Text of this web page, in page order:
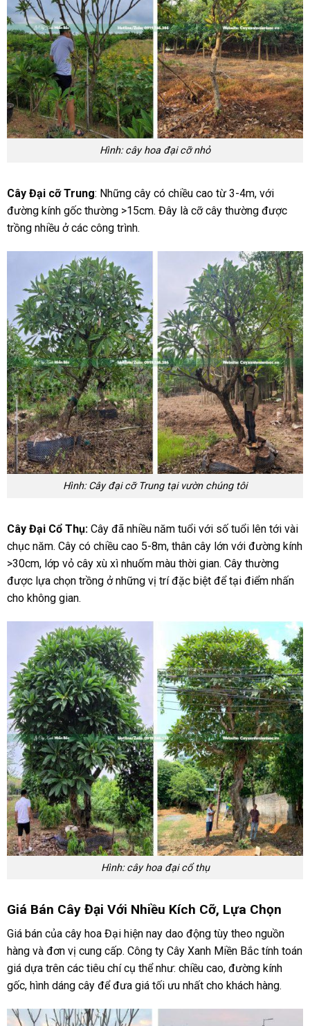
Hình: cây hoa đại cỡ nhỏ
Cây Đại cỡ Trung: Những cây có chiều cao từ 3-4m, với
đường kính gốc thường >15cm. Đây là cỡ cây thường được
trồng nhiều ở các công trình.
Hình: Cây đại cỡ Trung tại vườn chúng tôi
Cây Đại Cổ Thụ:Cây đã nhiều năm tuổi với số tuổi lên tới vài
chục năm. Cây có chiều cao 5-8m, thân cây lớn với đường kính
>30cm, lớp vỏ cây xù xì nhuốm màu thời gian. Cây thường
được lựa chọn trồng ở những vị trí đặc biệt để tại điểm nhấn
cho không gian.
Hình: cây hoa đại cổ thụ
Giá Bán Cây Đại Với Nhiều Kích Cỡ, Lựa Chọn
Giá bán của cây hoa Đại hiện nay dao động tùy theo nguồn
hàng và đơn vị cung cấp. Công ty Cây Xanh Miền Bắc tính toán
giá dựa trên các tiêu chí cụ thể như: chiều cao, đường kính
gốc, hình dáng cây để đưa giá tối ưu nhất cho khách hàng.